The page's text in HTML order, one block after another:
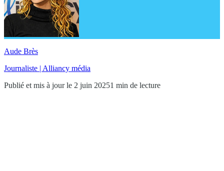
Aude Brès
Journaliste | Alliancy média
Publié et mis à jour le 2 juin 20251 min de lecture